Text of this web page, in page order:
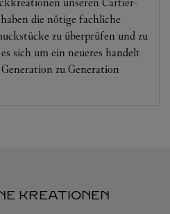
die nötige fachliche
zu überprüfen und zu
sich um ein neueres handelt
zu Generation
KREATIONEN